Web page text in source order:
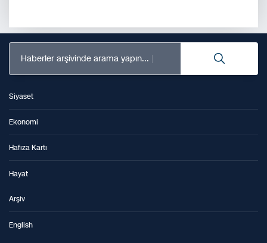
Haberler arşivinde arama yapın...
Siyaset
Ekonomi
Hafıza Kartı
Hayat
Arşiv
English